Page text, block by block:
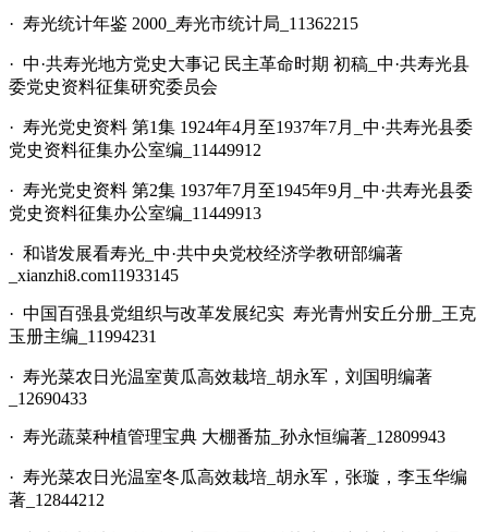
· 寿光统计年鉴 2000_寿光市统计局_11362215
· 中·共寿光地方党史大事记 民主革命时期 初稿_中·共寿光县
委党史资料征集研究委员会
· 寿光党史资料 第1集 1924年4月至1937年7月_中·共寿光县委
党史资料征集办公室编_11449912
· 寿光党史资料 第2集 1937年7月至1945年9月_中·共寿光县委
党史资料征集办公室编_11449913
· 和谐发展看寿光_中·共中央党校经济学教研部编著
_xianzhi8.com11933145
· 中国百强县党组织与改革发展纪实 寿光青州安丘分册_王克
玉册主编_11994231
· 寿光菜农日光温室黄瓜高效栽培_胡永军，刘国明编著
_12690433
· 寿光蔬菜种植管理宝典 大棚番茄_孙永恒编著_12809943
· 寿光菜农日光温室冬瓜高效栽培_胡永军，张璇，李玉华编
著_12844212